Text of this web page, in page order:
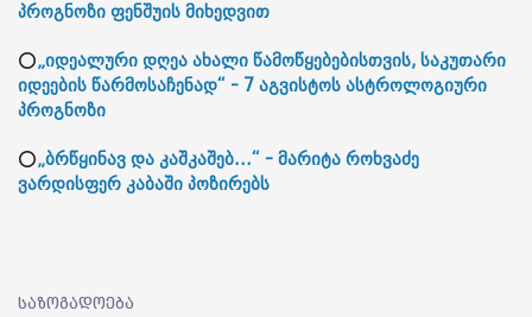
პროგნოზი ფენშუის მიხედვით
⭕„იდეალური დღეა ახალი წამოწყებებისთვის, საკუთარი
იდეების წარმოსაჩენად“ - 7 აგვისტოს ასტროლოგიური
პროგნოზი
⭕„ბრწყინავ და კაშკაშებ...“ - მარიტა როხვაძე
ვარდისფერ კაბაში პოზირებს
საზოგადოება